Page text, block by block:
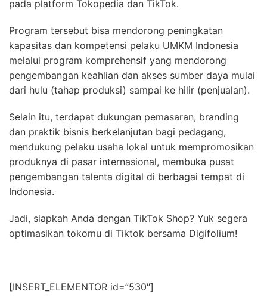
pada platform Tokopedia dan TikTok.
Program tersebut bisa mendorong peningkatan
kapasitas dan kompetensi pelaku UMKM Indonesia
melalui program komprehensif yang mendorong
pengembangan keahlian dan akses sumber daya mulai
dari hulu (tahap produksi) sampai ke hilir (penjualan).
Selain itu, terdapat dukungan pemasaran, branding
dan praktik bisnis berkelanjutan bagi pedagang,
mendukung pelaku usaha lokal untuk mempromosikan
produknya di pasar internasional, membuka pusat
pengembangan talenta digital di berbagai tempat di
Indonesia.
Jadi, siapkah Anda dengan TikTok Shop? Yuk segera
optimasikan tokomu di Tiktok bersama Digifolium!
[INSERT_ELEMENTOR id=”530″]